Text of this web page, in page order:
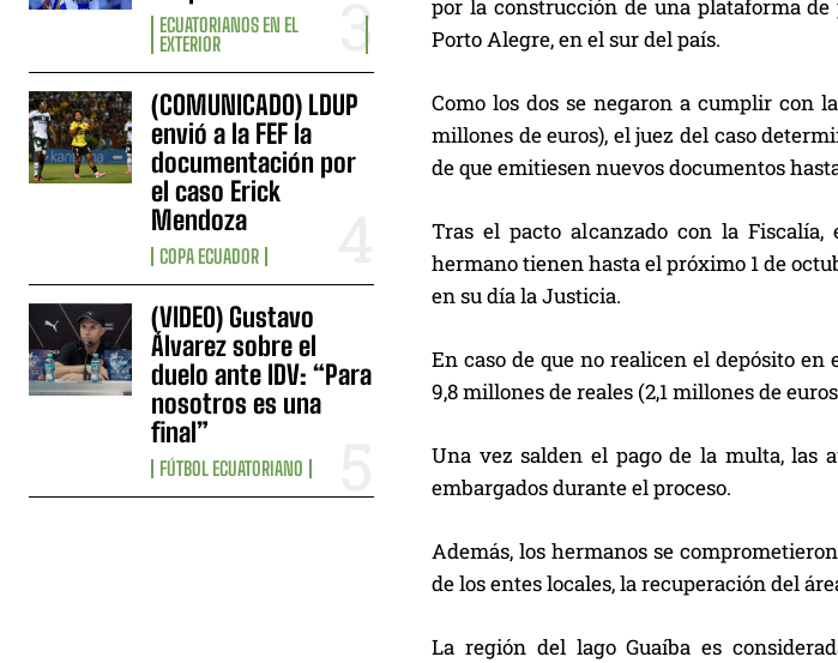
ECUATORIANOS EN EL
EXTERIOR
(COMUNICADO) LDUP
envió a la FEF la
documentación por
el caso Erick
Mendoza
COPA ECUADOR
(VIDEO) Gustavo
Álvarez sobre el
duelo ante IDV: “Para
nosotros es una
final”
FÚTBOL ECUATORIANO
por la construcción de una plataforma
Porto Alegre, en el sur del país.
Como los dos se negaron a cumplir con
millones de euros), el juez del caso
de que emitiesen nuevos documentos
Tras el pacto alcanzado con la
hermano tienen hasta el próximo 1 de
en su día la Justicia.
En caso de que no realicen el depósito
9,8 millones de reales (2,1 millones de
Una vez salden el pago de la multa, las
embargados durante el proceso.
Además, los hermanos se
de los entes locales, la recuperación del
La región del lago Guaíba es